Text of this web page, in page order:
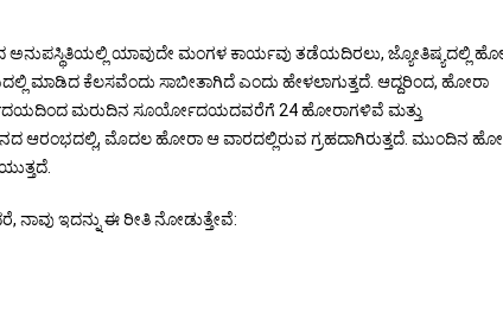
ಯಾವುದೇ ಮಂಗಳ ಕಾರ್ಯವು ತಡೆಯದಿರಲು, ಜ್ಯೋತಿಷ್ಯದಲ್ಲಿ
ಮಾಡಿದ ಕೆಲಸವೆಂದು ಸಾಬೀತಾಗಿದೆ ಎಂದು ಹೇಳಲಾಗುತ್ತದೆ. ಆದ್ದರಿಂದ, ಹೋರಾ
ಮರುದಿನ ಸೂರ್ಯೋದಯದವರೆಗೆ 24 ಹೋರಾಗಳಿವೆ ಮತ್ತು
ಆರಂಭದಲ್ಲಿ, ಮೊದಲ ಹೋರಾ ಆ ವಾರದಲ್ಲಿರುವ ಗ್ರಹದಾಗಿರುತ್ತದೆ. ಮುಂದಿನ
ಇದನ್ನು ಈ ರೀತಿ ನೋಡುತ್ತೇವೆ: